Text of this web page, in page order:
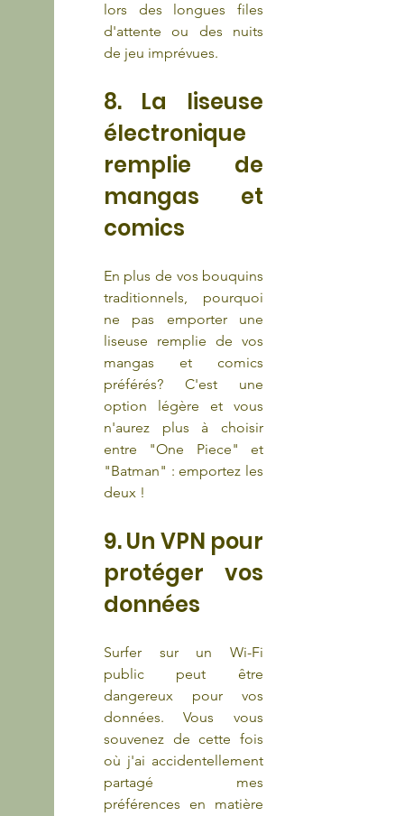
lors des longues files
d'attente ou des nuits
de jeu imprévues.
8. La liseuse
électronique
remplie de
mangas et
comics
En plus de vos bouquins
traditionnels, pourquoi
ne pas emporter une
liseuse remplie de vos
mangas et comics
préférés? C'est une
option légère et vous
n'aurez plus à choisir
entre "One Piece" et
"Batman" : emportez les
deux !
9. Un VPN pour
protéger vos
données
Surfer sur un Wi-Fi
public peut être
dangereux pour vos
données. Vous vous
souvenez de cette fois
où j'ai accidentellement
partagé mes
préférences en matière